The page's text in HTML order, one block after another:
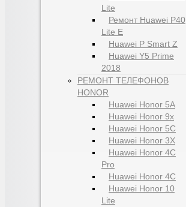
Lite
Ремонт Huawei P40
Lite E
Huawei P Smart Z
Huawei Y5 Prime
2018
РЕМОНТ ТЕЛЕФОНОВ
HONOR
Huawei Honor 5A
Huawei Honor 9x
Huawei Honor 5C
Huawei Honor 3X
Huawei Honor 4C
Pro
Huawei Honor 4C
Huawei Honor 10
Lite